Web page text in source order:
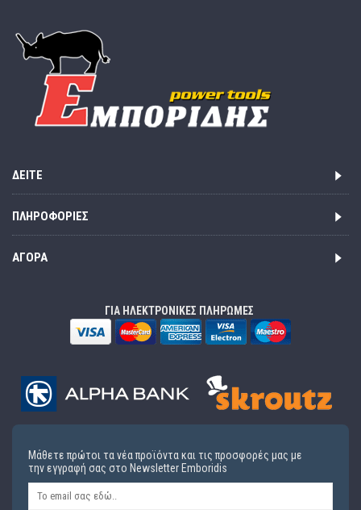
ΔΕΊΤΕ
ΠΛΗΡΟΦΟΡΊΕΣ
ΑΓΟΡΆ
ΓΙΑ ΗΛΕΚΤΡΟΝΙΚΕΣ ΠΛΗΡΩΜΕΣ
Μάθετε πρώτοι τα νέα προϊόντα και τις προσφορές μας με
την εγγραφή σας στο Newsletter Emboridis